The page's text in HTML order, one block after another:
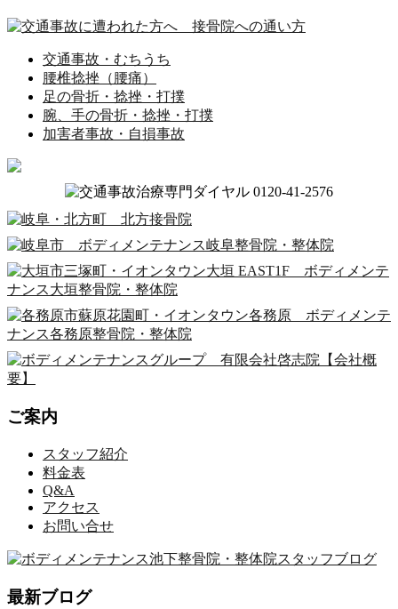
交通事故・むちうち
腰椎捻挫（腰痛）
足の骨折・捻挫・打撲
腕、手の骨折・捻挫・打撲
加害者事故・自損事故
ご案内
スタッフ紹介
料金表
Q&A
アクセス
お問い合せ
最新ブログ